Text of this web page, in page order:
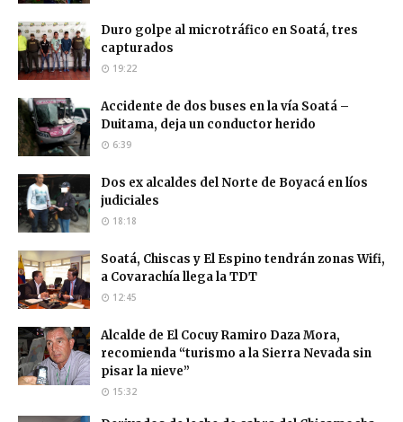
Duro golpe al microtráfico en Soatá, tres
capturados
19:22
Accidente de dos buses en la vía Soatá –
Duitama, deja un conductor herido
6:39
Dos ex alcaldes del Norte de Boyacá en líos
judiciales
18:18
Soatá, Chiscas y El Espino tendrán zonas Wifi,
a Covarachía llega la TDT
12:45
Alcalde de El Cocuy Ramiro Daza Mora,
recomienda “turismo a la Sierra Nevada sin
pisar la nieve”
15:32